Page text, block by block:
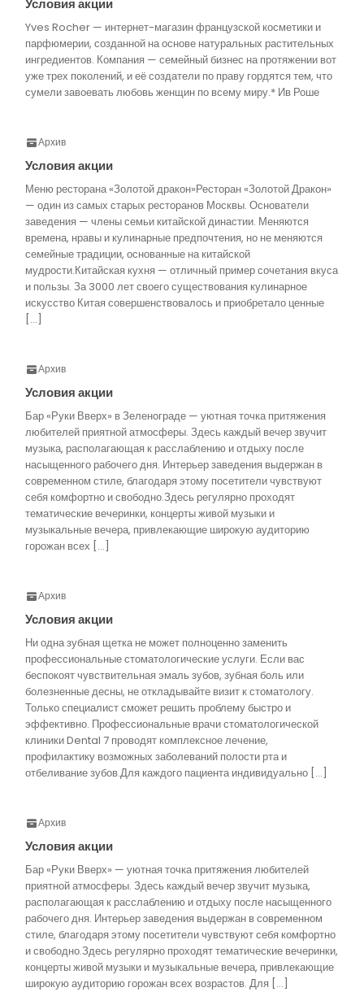
Условия акции
Yves Rocher — интернет-магазин французской косметики и
парфюмерии, созданной на основе натуральных растительных
ингредиентов. Компания — семейный бизнес на протяжении вот
уже трех поколений, и её создатели по праву гордятся тем, что
сумели завоевать любовь женщин по всему миру.* Ив Роше
Архив
Условия акции
Меню ресторана «Золотой дракон»Ресторан «Золотой Дракон»
— один из самых старых ресторанов Москвы. Основатели
заведения — члены семьи китайской династии. Меняются
времена, нравы и кулинарные предпочтения, но не меняются
семейные традиции, основанные на китайской
мудрости.Китайская кухня — отличный пример сочетания вкуса
и пользы. За 3000 лет своего существования кулинарное
искусство Китая совершенствовалось и приобретало ценные
[…]
Архив
Условия акции
Бар «Руки Вверх» в Зеленограде — уютная точка притяжения
любителей приятной атмосферы. Здесь каждый вечер звучит
музыка, располагающая к расслаблению и отдыху после
насыщенного рабочего дня. Интерьер заведения выдержан в
современном стиле, благодаря этому посетители чувствуют
себя комфортно и свободно.Здесь регулярно проходят
тематические вечеринки, концерты живой музыки и
музыкальные вечера, привлекающие широкую аудиторию
горожан всех […]
Архив
Условия акции
Ни одна зубная щетка не может полноценно заменить
профессиональные стоматологические услуги. Если вас
беспокоят чувствительная эмаль зубов, зубная боль или
болезненные десны, не откладывайте визит к стоматологу.
Только специалист сможет решить проблему быстро и
эффективно. Профессиональные врачи стоматологической
клиники Dental 7 проводят комплексное лечение,
профилактику возможных заболеваний полости рта и
отбеливание зубов.Для каждого пациента индивидуально […]
Архив
Условия акции
Бар «Руки Вверх» — уютная точка притяжения любителей
приятной атмосферы. Здесь каждый вечер звучит музыка,
располагающая к расслаблению и отдыху после насыщенного
рабочего дня. Интерьер заведения выдержан в современном
стиле, благодаря этому посетители чувствуют себя комфортно
и свободно.Здесь регулярно проходят тематические вечеринки,
концерты живой музыки и музыкальные вечера, привлекающие
широкую аудиторию горожан всех возрастов. Для […]